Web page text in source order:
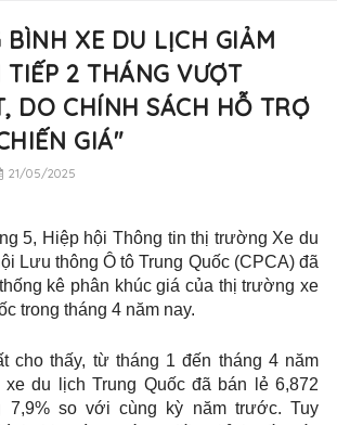
BÌNH XE DU LỊCH GIẢM
TIẾP 2 THÁNG VƯỢT
DO CHÍNH SÁCH HỖ TRỢ
GIÁ"
21/05/2025
5, Hiệp hội Thông tin thị trường Xe du
Lưu thông Ô tô Trung Quốc (CPCA) đã
kê phân khúc giá của thị trường xe
trong tháng 4 năm nay.
cho thấy, từ tháng 1 đến tháng 4 năm
du lịch Trung Quốc đã bán lẻ 6,872
7,9% so với cùng kỳ năm trước. Tuy